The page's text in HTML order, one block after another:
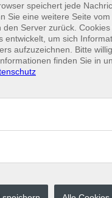
speichert jede
Sie eine weitere Seite
den Server zurück.
entwickelt, um sich
aufzuzeichnen. Bitte
finden Sie in